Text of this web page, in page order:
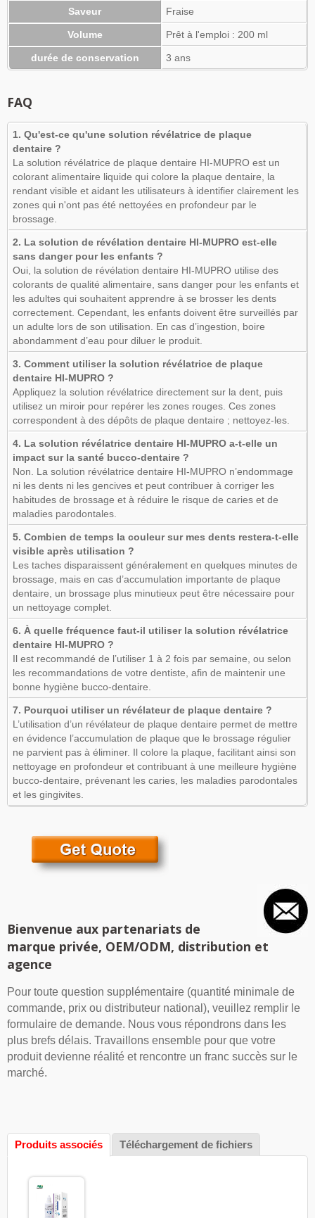
Saveur Fraise
Volume Prêt à l'emploi : 200 ml
durée de conservation 3 ans
FAQ
1. Qu'est-ce qu'une solution révélatrice de plaque
dentaire ?
La solution révélatrice de plaque dentaire HI-MUPRO est un
colorant alimentaire liquide qui colore la plaque dentaire, la
rendant visible et aidant les utilisateurs à identifier clairement les
zones qui n'ont pas été nettoyées en profondeur par le
brossage.
2. La solution de révélation dentaire HI-MUPRO est-elle
sans danger pour les enfants ?
Oui, la solution de révélation dentaire HI-MUPRO utilise des
colorants de qualité alimentaire, sans danger pour les enfants et
les adultes qui souhaitent apprendre à se brosser les dents
correctement. Cependant, les enfants doivent être surveillés par
un adulte lors de son utilisation. En cas d’ingestion, boire
abondamment d’eau pour diluer le produit.
3. Comment utiliser la solution révélatrice de plaque
dentaire HI-MUPRO ?
Appliquez la solution révélatrice directement sur la dent, puis
utilisez un miroir pour repérer les zones rouges. Ces zones
correspondent à des dépôts de plaque dentaire ; nettoyez-les.
4. La solution révélatrice dentaire HI-MUPRO a-t-elle un
impact sur la santé bucco-dentaire ?
Non. La solution révélatrice dentaire HI-MUPRO n’endommage
ni les dents ni les gencives et peut contribuer à corriger les
habitudes de brossage et à réduire le risque de caries et de
maladies parodontales.
5. Combien de temps la couleur sur mes dents restera-t-elle
visible après utilisation ?
Les taches disparaissent généralement en quelques minutes de
brossage, mais en cas d’accumulation importante de plaque
dentaire, un brossage plus minutieux peut être nécessaire pour
un nettoyage complet.
6. À quelle fréquence faut-il utiliser la solution révélatrice
dentaire HI-MUPRO ?
Il est recommandé de l’utiliser 1 à 2 fois par semaine, ou selon
les recommandations de votre dentiste, afin de maintenir une
bonne hygiène bucco-dentaire.
7. Pourquoi utiliser un révélateur de plaque dentaire ?
L’utilisation d’un révélateur de plaque dentaire permet de mettre
en évidence l’accumulation de plaque que le brossage régulier
ne parvient pas à éliminer. Il colore la plaque, facilitant ainsi son
nettoyage en profondeur et contribuant à une meilleure hygiène
bucco-dentaire, prévenant les caries, les maladies parodontales
et les gingivites.
Bienvenue aux partenariats de
marque privée, OEM/ODM, distribution et
agence
Pour toute question supplémentaire (quantité minimale de
commande, prix ou distributeur national), veuillez remplir le
formulaire de demande. Nous vous répondrons dans les
plus brefs délais. Travaillons ensemble pour que votre
produit devienne réalité et rencontre un franc succès sur le
marché.
Produits associés Téléchargement de fichiers